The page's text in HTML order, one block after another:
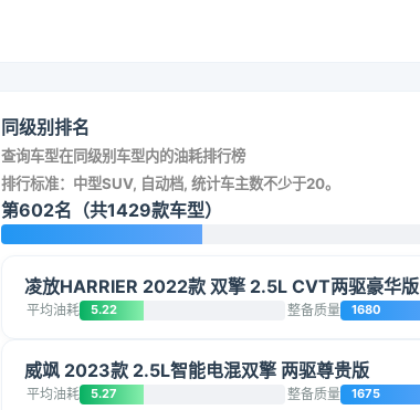
同级别排名
查询车型在同级别车型内的油耗排行榜
排行标准：中型SUV, 自动档, 统计车主数不少于20。
第602名（共1429款车型）
凌放HARRIER 2022款 双擎 2.5L CVT两驱豪华版
平均油耗 5.22 整备质量 1680
威飒 2023款 2.5L智能电混双擎 两驱尊贵版
平均油耗 5.27 整备质量 1675